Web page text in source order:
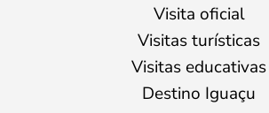
Visita oficial
Visitas turísticas
Visitas educativas
Destino Iguaçu